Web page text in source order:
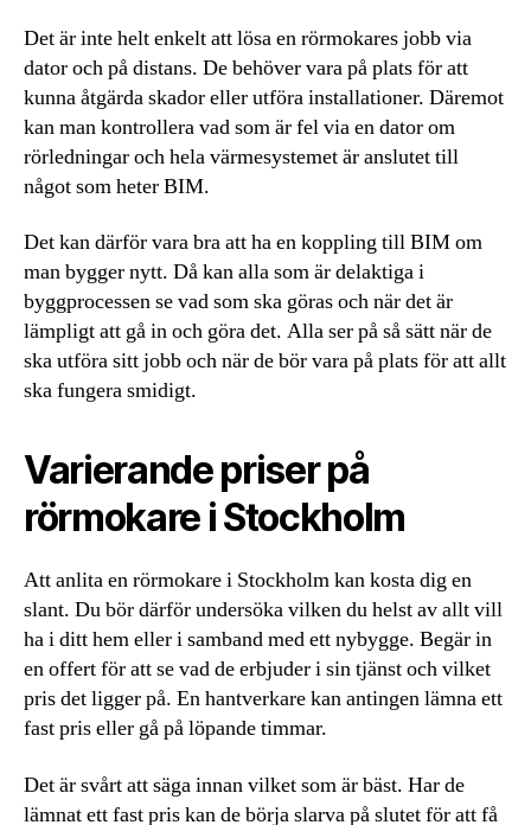
Det är inte helt enkelt att lösa en rörmokares jobb via
dator och på distans. De behöver vara på plats för att
kunna åtgärda skador eller utföra installationer. Däremot
kan man kontrollera vad som är fel via en dator om
rörledningar och hela värmesystemet är anslutet till
något som heter BIM.
Det kan därför vara bra att ha en koppling till BIM om
man bygger nytt. Då kan alla som är delaktiga i
byggprocessen se vad som ska göras och när det är
lämpligt att gå in och göra det. Alla ser på så sätt när de
ska utföra sitt jobb och när de bör vara på plats för att allt
ska fungera smidigt.
Varierande priser på
rörmokare i Stockholm
Att anlita en rörmokare i Stockholm kan kosta dig en
slant. Du bör därför undersöka vilken du helst av allt vill
ha i ditt hem eller i samband med ett nybygge. Begär in
en offert för att se vad de erbjuder i sin tjänst och vilket
pris det ligger på. En hantverkare kan antingen lämna ett
fast pris eller gå på löpande timmar.
Det är svårt att säga innan vilket som är bäst. Har de
lämnat ett fast pris kan de börja slarva på slutet för att få